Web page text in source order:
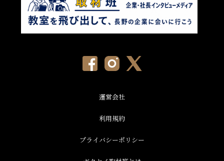
運営会社
利用規約
プライバシーポリシー